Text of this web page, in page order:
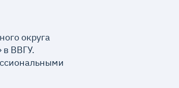
округа
в ВВГУ.